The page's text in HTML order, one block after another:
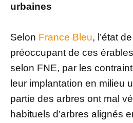
urbaines
Selon France Bleu, l’état
préoccupant de ces
selon FNE, par les
leur implantation en milieu
partie des arbres ont mal
habituels d’arbres alignés